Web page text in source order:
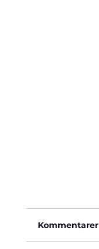
Kommentarer